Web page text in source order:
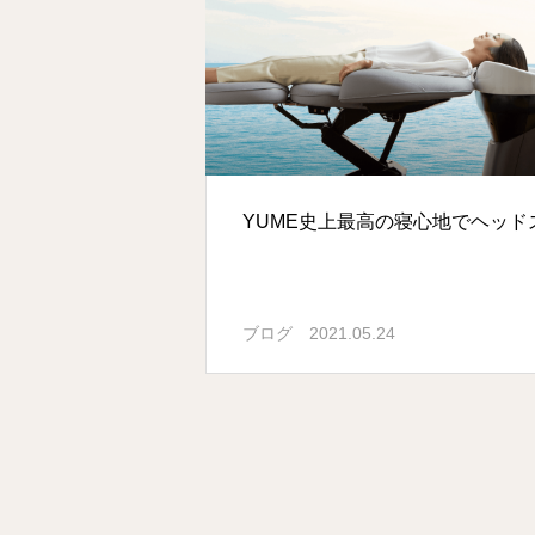
YUME史上最高の寝心地でヘッド
ブログ 2021.05.24